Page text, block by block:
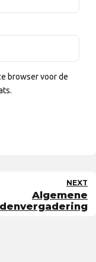
browser voor de
NEXT
Algemene